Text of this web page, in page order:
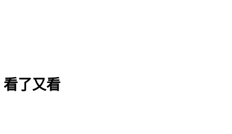
看了又看